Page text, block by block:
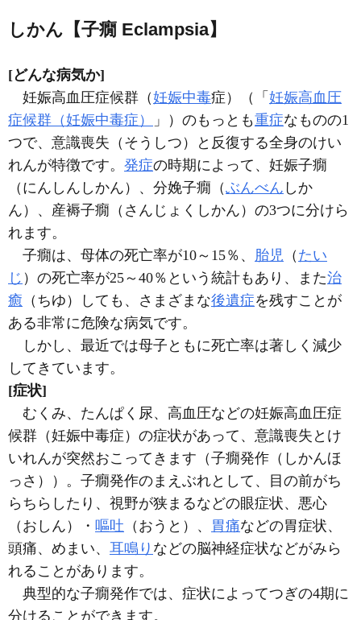
しかん【子癇 Eclampsia】
[どんな病気か]
妊娠高血圧症候群（妊娠中毒症）（「 妊娠高血圧
症候群（妊娠中毒症）
」）のもっとも重症なものの1
つで、意識喪失（そうしつ）と反復する全身のけい
れんが特徴です。 発症の時期によって、妊娠子癇
（にんしんしかん）、分娩子癇（ぶんべん しか
ん）、産褥子癇（さんじょくしかん）の3つに分けら
れます。
子癇は、母体の死亡率が10～15％、 胎児 （ たい
じ ）の死亡率が25～40％という統計もあり、また治
癒 （ちゆ）しても、さまざまな後遺症を残すことが
ある非常に危険な病気です。
しかし、最近では母子ともに死亡率は著しく減少
してきています。
[症状]
むくみ、たんぱく尿、高血圧などの妊娠高血圧症
候群（妊娠中毒症）の症状があって、意識喪失とけ
いれんが突然おこってきます（子癇発作（しかんほ
っさ））。子癇発作のまえぶれとして、目の前がち
らちらしたり、視野が狭まるなどの眼症状、悪心
（おしん）・ 嘔吐 （おうと）、 胃痛などの胃症状、
頭痛、めまい、 耳鳴り などの脳神経症状などがみら
れることがあります。
典型的な子癇発作では、症状によってつぎの4期に
分けることができます。